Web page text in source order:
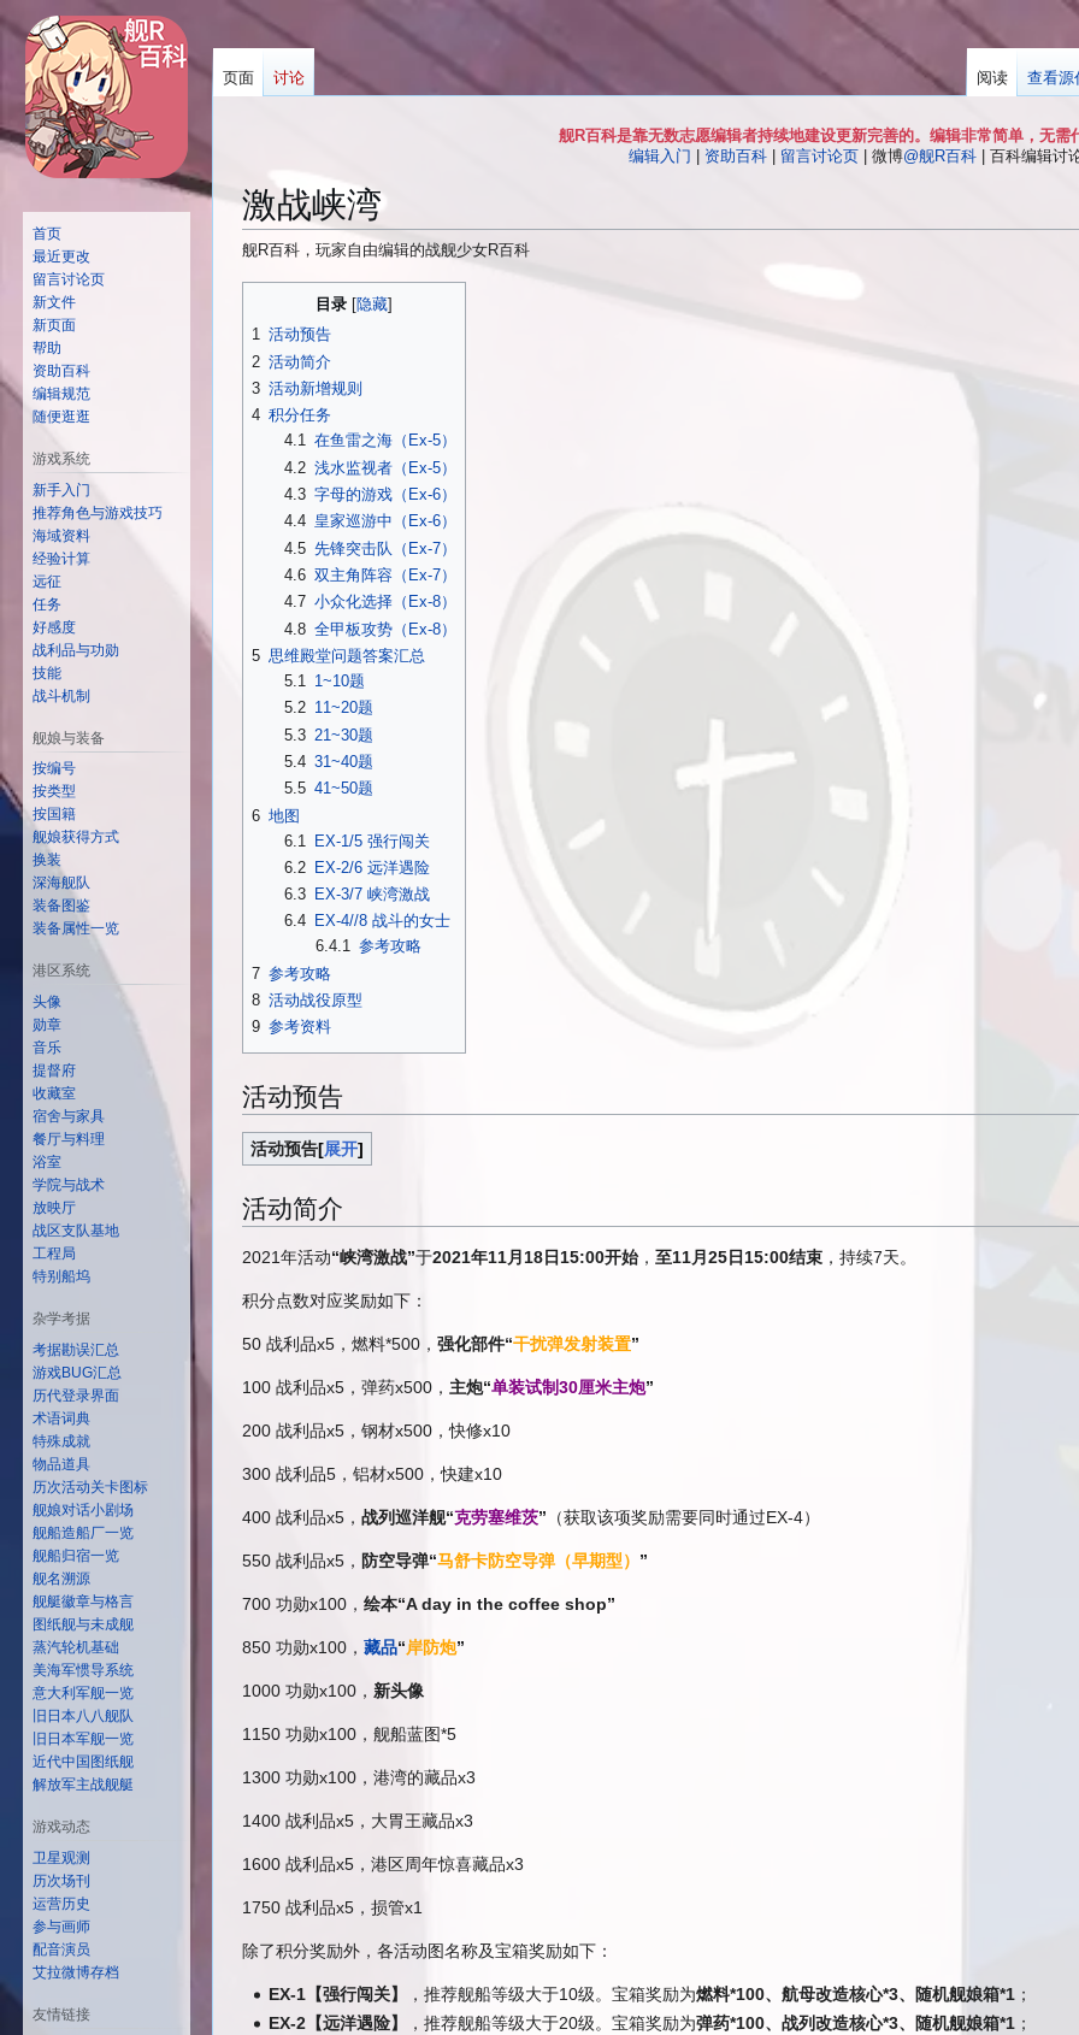
舰R百科是靠无数志愿编辑者持续地建设更新完善的。编辑非常简单，无需
编辑入门
资助百科 留言讨论页 | 微博@舰R百科 | 百科编辑讨
激战峡湾
舰R百科，玩家自由编辑的战舰少女R百科
导
航
搜
索
目录
1 活动预告
2 活动简介
3 活动新增规则
4 积分任务
4.1 在鱼雷之海（Ex-5）
4.2 浅水监视者（Ex-5）
4.3 字母的游戏（Ex-6）
4.4 皇家巡游中（Ex-6）
4.5 先锋突击队（Ex-7）
4.6 双主角阵容（Ex-7）
4.7 小众化选择（Ex-8）
4.8 全甲板攻势（Ex-8）
5 思维殿堂问题答案汇总
5.1
1~10题
5.2 11~20题
5.3 21~30题
5.4 31~40题
5.5 41~50题
6 地图
6.1
EX-1/5 强行闯关
6.2
EX-2/6 远洋遇险
6.3
EX-3/7 峡湾激战
6.4
EX-4//8 战斗的女士
6.4.1 参考攻略
7 参考攻略
8 活动战役原型
9 参考资料
活动预告
展开
活动预告
活动简介
2021年活动“峡湾激战”于2021年11月18日15:00开始 ， 至11月25日15:00结束 ，持续7天。
积分点数对应奖励如下：
50 战利品x5，燃料*500， 强化部件“干扰弹发射装置”
100 战利品x5，弹药x500， 主炮“单装试制30厘米主炮”
200 战利品x5，钢材x500，快修x10
300 战利品5，铝材x500，快建x10
400 战利品x5， 战列巡洋舰“克劳塞维茨” （获取该项奖励需要同时通过EX-4）
550 战利品x5， 防空导弹“马舒卡防空导弹（早期型） ”
700 功勋x100， 绘本“A day in the coffee shop”
850 功勋x100， 藏品“岸防炮”
1000 功勋x100， 新头像
1150 功勋x100，舰船蓝图*5
1300 功勋x100，港湾的藏品x3
1400 战利品x5，大胃王藏品x3
1600 战利品x5，港区周年惊喜藏品x3
1750 战利品x5，损管x1
除了积分奖励外，各活动图名称及宝箱奖励如下：
EX-1【强行闯关】 ，推荐舰船等级大于10级。宝箱奖励为燃料*100、航母改造核心*3、随机舰娘箱*1 ；
EX-2【远洋遇险】
，推荐舰船等级大于20级。宝箱奖励为弹药*100、战列改造核心*3、随机舰娘箱*1 ；
页面 讨论 阅读 查看源
首页
最近更改
留言讨论页
新文件
新页面
帮助
资助百科
编辑规范
随便逛逛
游戏系统
新手入门
推荐角色与游戏技巧
海域资料
经验计算
远征
任务
好感度
战利品与功勋
技能
战斗机制
舰娘与装备
按编号
按类型
按国籍
舰娘获得方式
换装
深海舰队
装备图鉴
装备属性一览
港区系统
头像
勋章
音乐
提督府
收藏室
宿舍与家具
餐厅与料理
浴室
学院与战术
放映厅
战区支队基地
工程局
特别船坞
杂学考据
考据勘误汇总
游戏BUG汇总
历代登录界面
术语词典
特殊成就
物品道具
历次活动关卡图标
舰娘对话小剧场
舰船造船厂一览
舰船归宿一览
舰名溯源
舰艇徽章与格言
图纸舰与未成舰
蒸汽轮机基础
美海军惯导系统
意大利军舰一览
旧日本八八舰队
旧日本军舰一览
近代中国图纸舰
解放军主战舰艇
游戏动态
卫星观测
历次场刊
运营历史
参与画师
配音演员
艾拉微博存档
友情链接